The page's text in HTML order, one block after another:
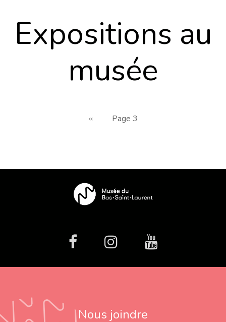
Expositions au
musée
Page
‹‹ Page 3
facebookInstagramYoutube
Nous joindre